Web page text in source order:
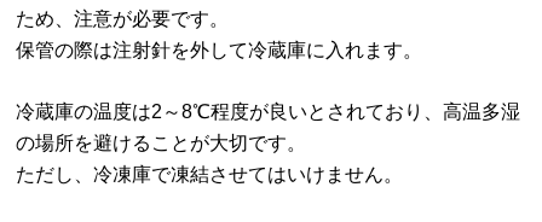
ため、注意が必要です。
保管の際は注射針を外して冷蔵庫に入れます。
冷蔵庫の温度は2～8℃程度が良いとされており、高温多湿
の場所を避けることが大切です。
ただし、冷凍庫で凍結させてはいけません。